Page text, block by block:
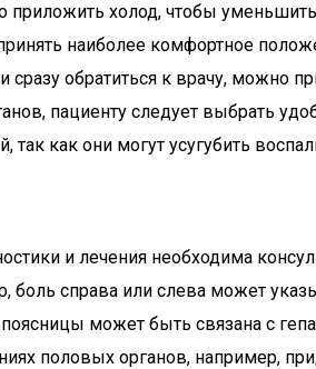
холод, чтобы уменьшить
наиболее комфортное
обратиться к врачу, можно
пациенту следует выбрать
как они могут усугубить
и лечения необходима
справа или слева может
может быть связана с
половых органов, например,